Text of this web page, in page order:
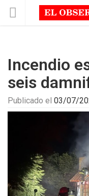
Incendio
seis
Publicado el 03/07/